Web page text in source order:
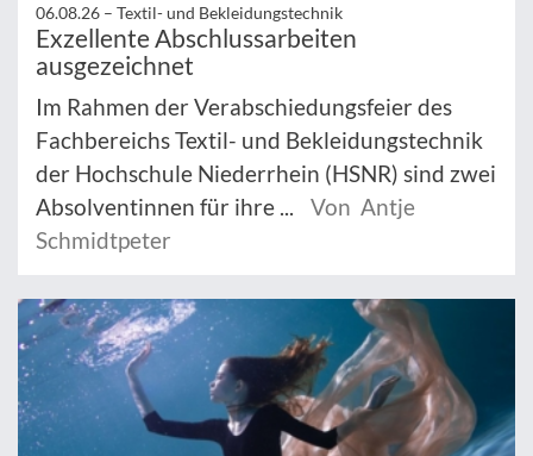
06.08.26 – Textil- und Bekleidungstechnik
Exzellente Abschlussarbeiten
ausgezeichnet
Im Rahmen der Verabschiedungsfeier des
Fachbereichs Textil- und Bekleidungstechnik
der Hochschule Niederrhein (HSNR) sind zwei
Absolventinnen für ihre ...
Von Antje
Schmidtpeter